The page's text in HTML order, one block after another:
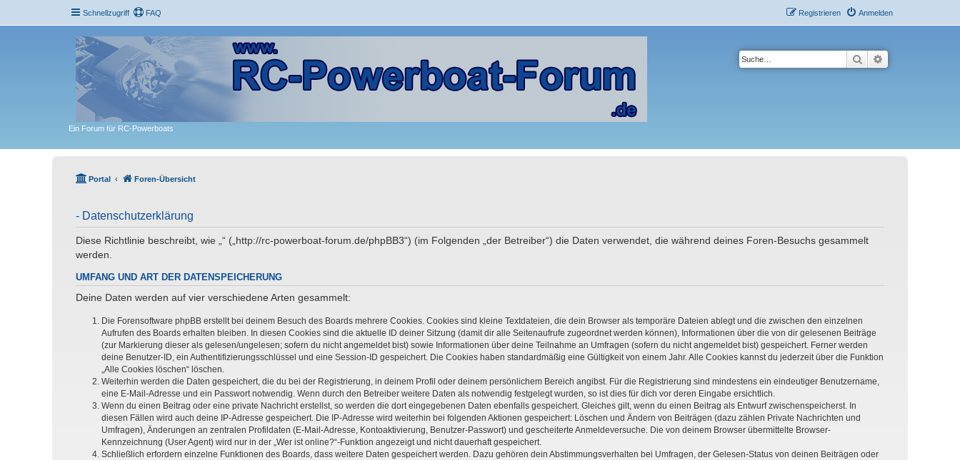
Schnellzugriff FAQ Anmelden
Registrieren
Ein Forum für RC-Powerboats
Suche
Portal Foren-Übersicht
- Datenschutzerklärung
Diese Richtlinie beschreibt, wie „“ („http://rc-powerboat-forum.de/phpBB3“) (im Folgenden „der Betreiber“) die Daten verwendet, die während deines Foren-Besuchs gesammelt
werden.
UMFANG UND ART DER DATENSPEICHERUNG
Deine Daten werden auf vier verschiedene Arten gesammelt:
Die Forensoftware phpBB erstellt bei deinem Besuch des Boards mehrere Cookies. Cookies sind kleine Textdateien, die dein Browser als temporäre Dateien ablegt und die zwischen den einzelnen
Aufrufen des Boards erhalten bleiben. In diesen Cookies sind die aktuelle ID deiner Sitzung (damit dir alle Seitenaufrufe zugeordnet werden können), Informationen über die von dir gelesenen Beiträge
(zur Markierung dieser als gelesen/ungelesen; sofern du nicht angemeldet bist) sowie Informationen über deine Teilnahme an Umfragen (sofern du nicht angemeldet bist) gespeichert. Ferner werden
deine Benutzer-ID, ein Authentifizierungsschlüssel und eine Session-ID gespeichert. Die Cookies haben standardmäßig eine Gültigkeit von einem Jahr. Alle Cookies kannst du jederzeit über die Funktion
„Alle Cookies löschen“ löschen.
Weiterhin werden die Daten gespeichert, die du bei der Registrierung, in deinem Profil oder deinem persönlichem Bereich angibst. Für die Registrierung sind mindestens ein eindeutiger Benutzername,
eine E-Mail-Adresse und ein Passwort notwendig. Wenn durch den Betreiber weitere Daten als notwendig festgelegt wurden, so ist dies für dich vor deren Eingabe ersichtlich.
Wenn du einen Beitrag oder eine private Nachricht erstellst, so werden die dort eingegebenen Daten ebenfalls gespeichert. Gleiches gilt, wenn du einen Beitrag als Entwurf zwischenspeicherst. In
diesen Fällen wird auch deine IP-Adresse gespeichert. Die IP-Adresse wird weiterhin bei folgenden Aktionen gespeichert: Löschen und Ändern von Beiträgen (dazu zählen Private Nachrichten und
Umfragen), Änderungen an zentralen Profildaten (E-Mail-Adresse, Kontoaktivierung, Benutzer-Passwort) und gescheiterte Anmeldeversuche. Die von deinem Browser übermittelte Browser-
Kennzeichnung (User Agent) wird nur in der „Wer ist online?“-Funktion angezeigt und nicht dauerhaft gespeichert.
Schließlich erfordern einzelne Funktionen des Boards, dass weitere Daten gespeichert werden. Dazu gehören dein Abstimmungsverhalten bei Umfragen, der Gelesen-Status von deinen Beiträgen oder